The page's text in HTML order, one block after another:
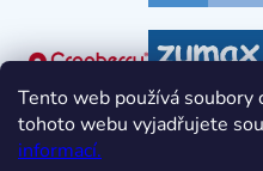
Tento web používá soubory
tohoto webu vyjadřujete
informací.